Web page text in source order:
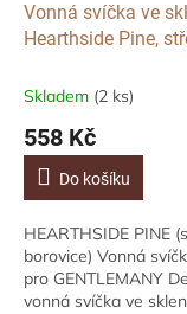
Vonná svíčka ve
Hearthside Pine,
Skladem (2 ks)
558 Kč
Do košíku
HEARTHSIDE PINE
borovice) Vonná
pro GENTLEMANY
vonná svíčka ve